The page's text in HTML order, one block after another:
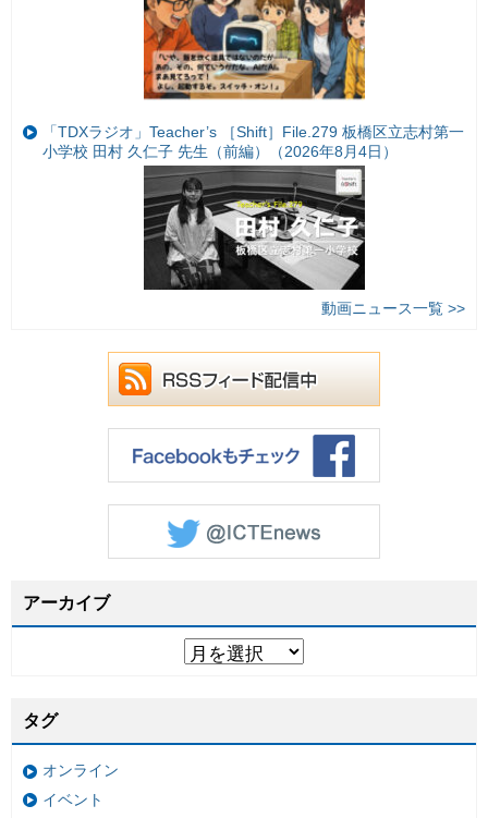
「TDXラジオ」Teacher’s ［Shift］File.279 板橋区立志村第一
小学校 田村 久仁子 先生（前編）（2026年8月4日）
動画ニュース一覧 >>
アーカイブ
タグ
オンライン
イベント